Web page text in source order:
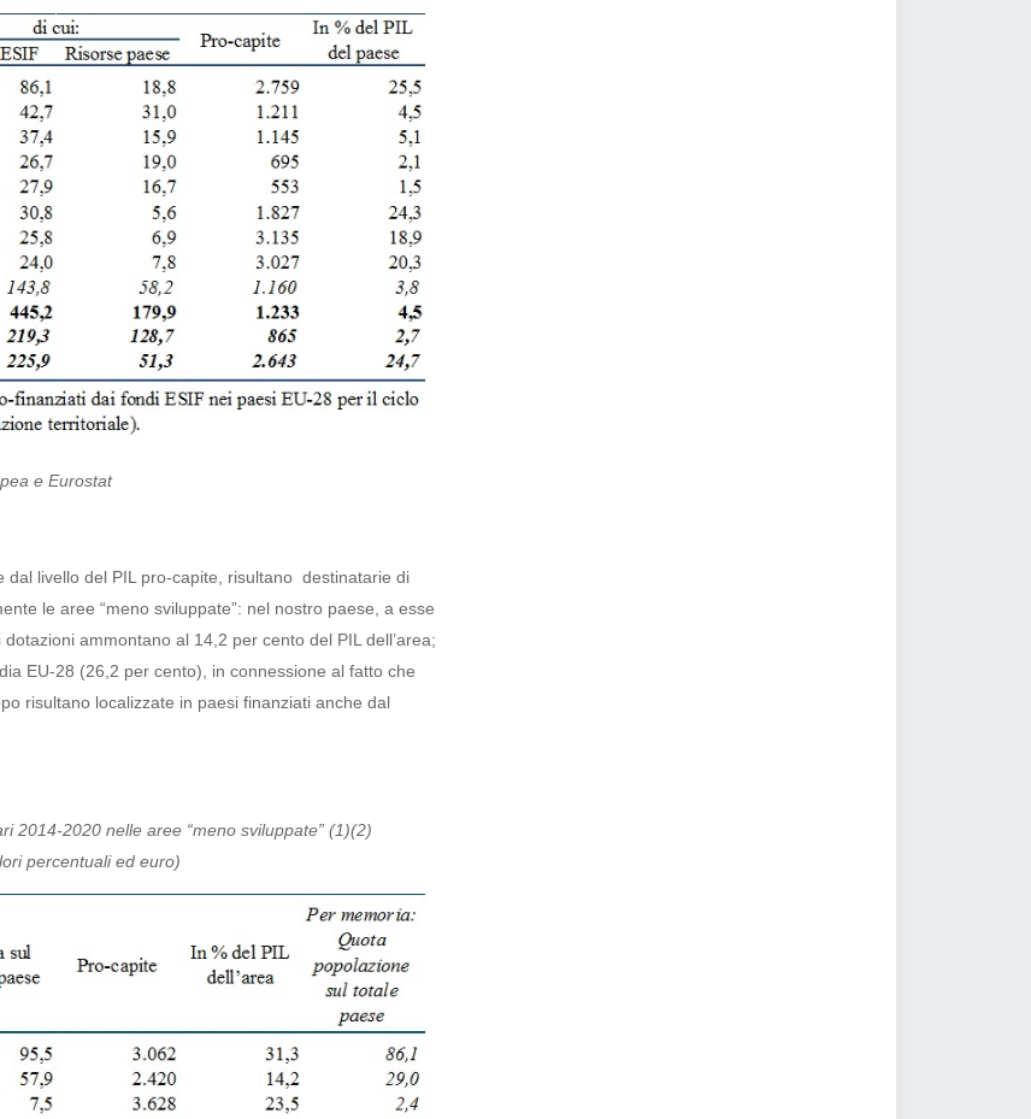
e Eurostat
livello del PIL pro-capite, risultano destinatarie di
le aree “meno sviluppate”: nel nostro paese, a esse
ammontano al 14,2 per cento del PIL dell’area;
EU-28 (26,2 per cento), in connessione al fatto che
risultano localizzate in paesi finanziati anche dal
2014-2020 nelle aree “meno sviluppate” (1)(2)
percentuali ed euro)